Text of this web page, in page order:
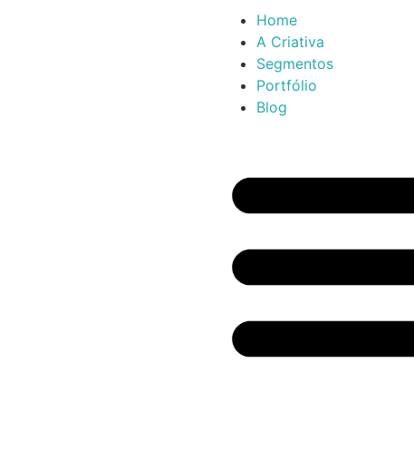
Home
A Criativa
Segmentos
Portfólio
Blog